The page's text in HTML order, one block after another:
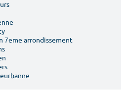
Chercher
7eme arrondissement